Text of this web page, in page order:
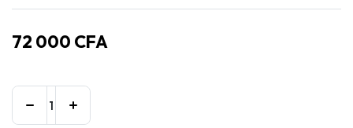
72 000 CFA